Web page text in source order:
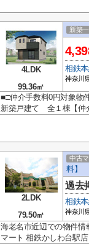
4LDK
99.36㎡
新築
相鉄
神奈川
■□仲介手数料0円対象
新築戸建て 全１棟【仲
2LDK
79.50㎡
中古
料】
過去
相鉄
神奈川
海老名市近辺での物件
マート 相鉄かしわ台駅